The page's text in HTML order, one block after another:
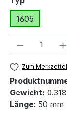
1605
Produkt
Zum
Gewicht:
Länge: 50 mm